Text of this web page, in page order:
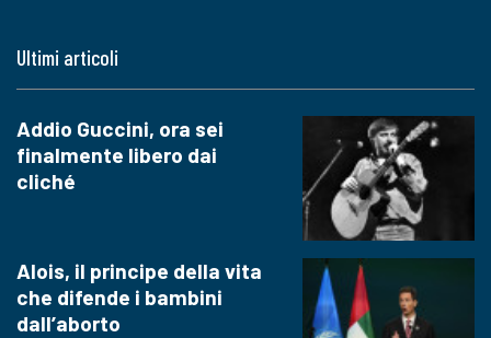
Ultimi articoli
Addio Guccini, ora sei
finalmente libero dai
cliché
Alois, il principe della vita
che difende i bambini
dall’aborto